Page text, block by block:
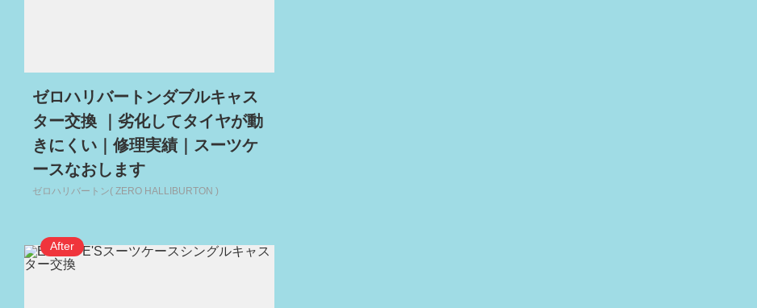
ゼロハリバートンダブルキャス
ター交換 ｜劣化してタイヤが動
きにくい｜修理実績｜スーツケ
ースなおします
ゼロハリバートン( ZERO HALLIBURTON )